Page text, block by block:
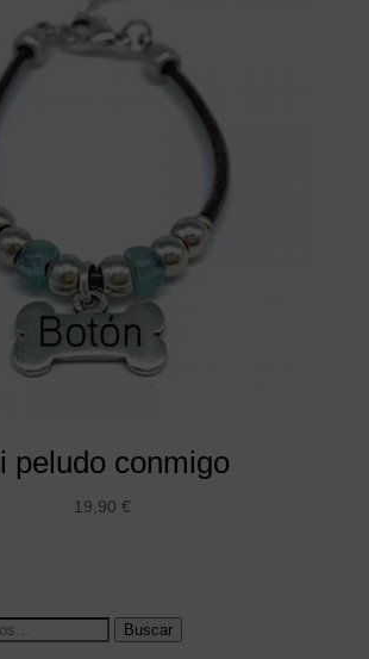
peludo conmigo
19,90 €
Buscar